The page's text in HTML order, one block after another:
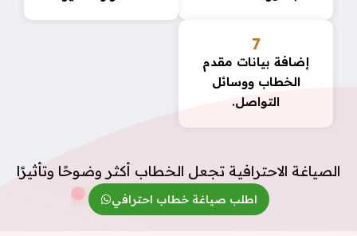
7
إضافة بيانات مقدم
الخطاب ووسائل
التواصل.
الصياغة الاحترافية تجعل الخطاب أكثر وضوحًا وتأثيرًا
اطلب صياغة خطاب احترافي